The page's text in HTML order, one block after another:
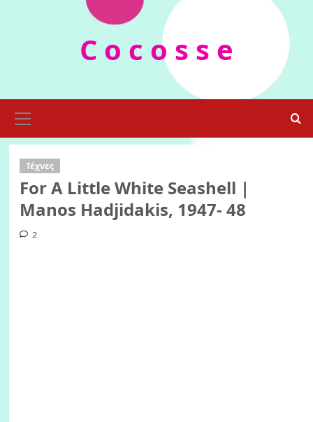
C o c o s s e
Menu
Τέχνες
For A Little White Seashell |
Manos Hadjidakis, 1947- 48
2